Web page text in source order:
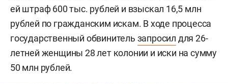
ей штраф 600 тыс. рублей и взыскал 16,5 млн
рублей по гражданским искам. В ходе процесса
государственный обвинитель запросил для 26-
летней женщины 28 лет колонии и иски на сумму
50 млн рублей.